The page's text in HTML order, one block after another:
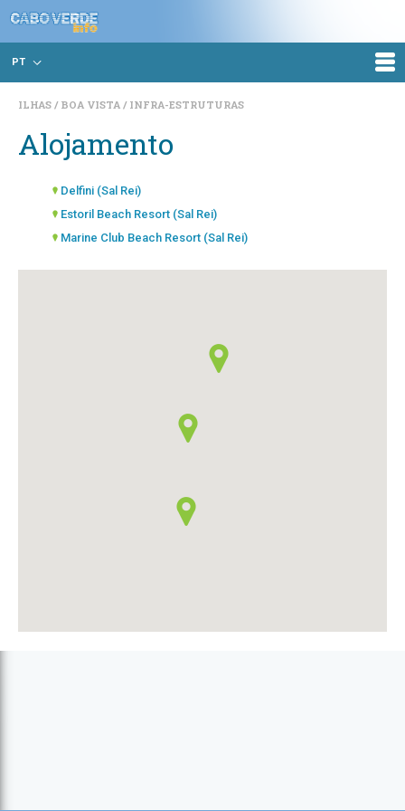
PT
ILHAS BOA VISTA INFRA-ESTRUTURAS
Alojamento
Delfini (Sal Rei)
Estoril Beach Resort (Sal Rei)
Marine Club Beach Resort (Sal Rei)